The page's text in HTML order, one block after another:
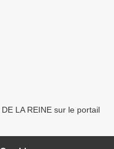
LA REINE sur le portail